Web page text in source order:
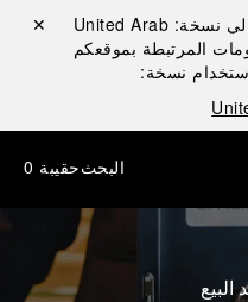
نسخة: United Arab
المرتبطة بموقعكم
نسخة:
إغلاق ✕
البحثحقيبة 0
البيع